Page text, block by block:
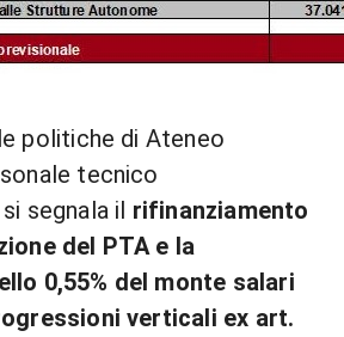
politiche di Ateneo
tecnico
segnala il rifinanziamento
del PTA e la
0,55% del monte salari
verticali ex art.